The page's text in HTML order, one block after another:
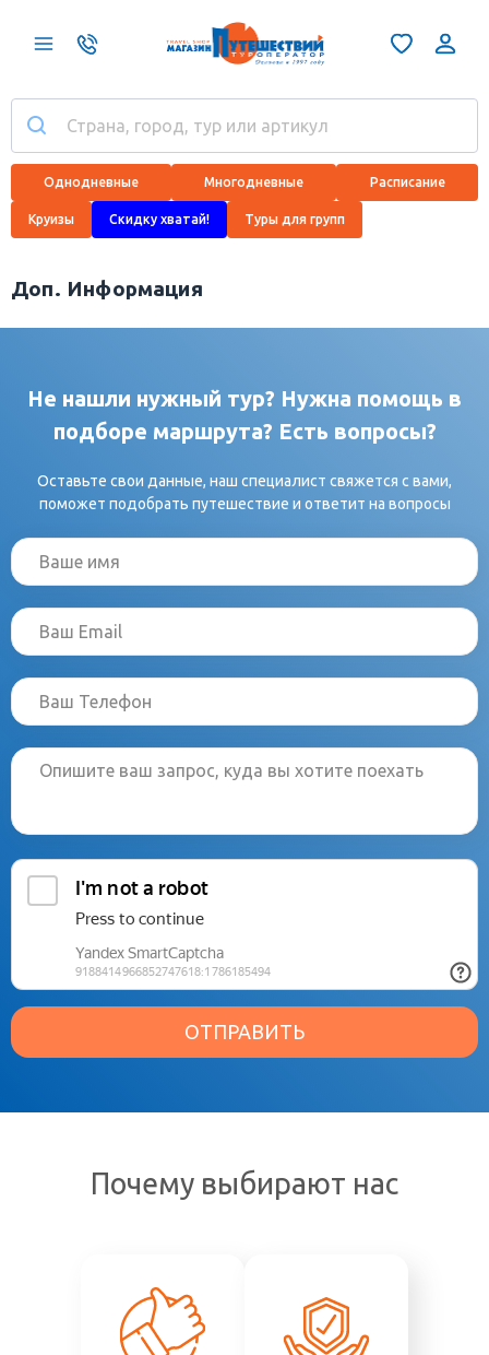
Однодневные Многодневные Расписание
Круизы Скидку хватай! Туры для групп
Доп. Информация
Не нашли нужный тур? Нужна помощь в
подборе маршрута? Есть вопросы?
Оставьте свои данные, наш специалист свяжется с вами,
поможет подобрать путешествие и ответит на вопросы
ОТПРАВИТЬ
Почему выбирают нас